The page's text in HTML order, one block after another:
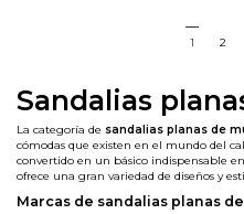
1 2
Sandalias
La categoría de sandalias planas de
cómodas que existen en el mundo del
convertido en un básico indispensable
ofrece una gran variedad de diseños y
Marcas de sandalias planas